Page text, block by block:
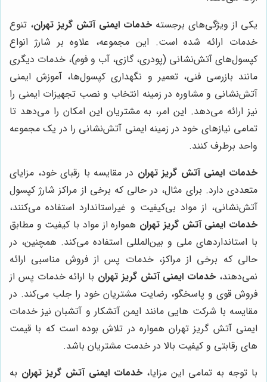
یکی از ویژگی‌های برجسته خدمات ایمنی آتش گریز تهران، تنوع
خدمات ارائه شده است. این مجموعه، علاوه بر شارژ انواع
کپسول‌های آتش‌نشانی (پودری، گازی، آب و فوم)، خدمات دیگری
مانند بازرسی فنی، تعمیر و نگهداری کپسول‌ها، آموزش ایمنی
آتش‌نشانی و مشاوره در زمینه انتخاب و نصب تجهیزات ایمنی را
نیز ارائه می‌دهد. این امر، به مشتریان این امکان را می‌دهد تا
تمامی نیازهای خود در زمینه ایمنی آتش‌نشانی را در یک مجموعه
واحد برطرف کنند.
خدمات ایمنی آتش گریز تهران در مقایسه با رقبای خود، مزایای
متعددی دارد. برای مثال، در حالی که برخی از مراکز شارژ کپسول
آتش‌نشانی، از مواد بی‌کیفیت و غیراستاندارد استفاده می‌کنند،
خدمات ایمنی آتش گریز تهران همواره از مواد با کیفیت و مطابق
با استانداردهای ملی و بین‌المللی استفاده می‌کند. همچنین، در
حالی که برخی از مراکز، خدمات پس از فروش مناسبی ارائه
نمی‌دهند، خدمات ایمنی آتش گریز تهران با ارائه خدمات پس از
فروش قوی و پاسخگو، رضایت مشتریان خود را جلب می‌کند. در
مقایسه با شرکت هایی مانند ایمن آتشکار و آتشبان نیز خدمات
ایمنی آتش گریز تهران همواره در تلاش بوده است که با قیمت
های رقابتی و کیفیت بالا در خدمت مشتریان باشد.
با توجه به تمامی این مزایا، خدمات ایمنی آتش گریز تهران به